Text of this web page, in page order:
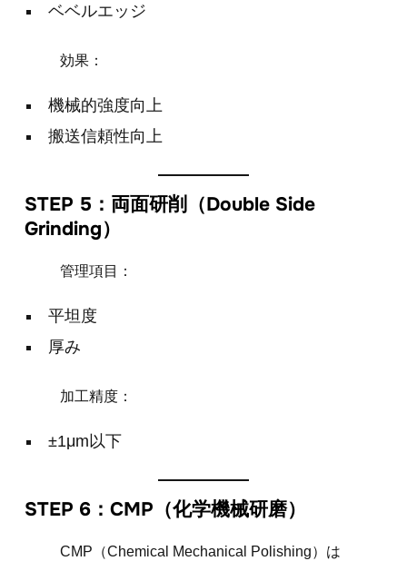
ベベルエッジ
効果：
機械的強度向上
搬送信頼性向上
STEP 5：両面研削（Double Side
Grinding）
管理項目：
平坦度
厚み
加工精度：
±1μm以下
STEP 6：CMP（化学機械研磨）
CMP（Chemical Mechanical Polishing）は